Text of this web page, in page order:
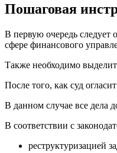
Пошаговая
В первую очередь следует
сфере финансового
Также необходимо
После того, как суд
В данном случае все дела
В соответствии с
реструктуризацией